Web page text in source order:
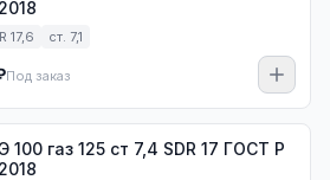
17,6 ст. 7,1
Под заказ
100 газ 125 ст 7,4 SDR 17 ГОСТ Р